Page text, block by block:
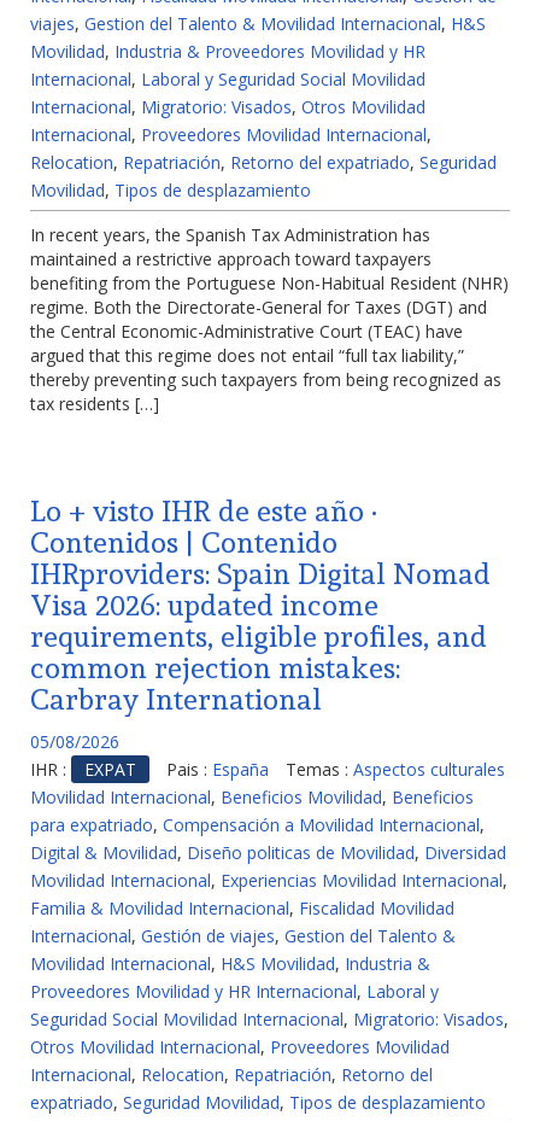
viajes, Gestion del Talento & Movilidad Internacional, H&S
Movilidad, Industria & Proveedores Movilidad y HR
Internacional, Laboral y Seguridad Social Movilidad
Internacional, Migratorio: Visados, Otros Movilidad
Internacional, Proveedores Movilidad Internacional,
Relocation, Repatriación, Retorno del expatriado, Seguridad
Movilidad, Tipos de desplazamiento
In recent years, the Spanish Tax Administration has
maintained a restrictive approach toward taxpayers
benefiting from the Portuguese Non-Habitual Resident (NHR)
regime. Both the Directorate-General for Taxes (DGT) and
the Central Economic-Administrative Court (TEAC) have
argued that this regime does not entail “full tax liability,”
thereby preventing such taxpayers from being recognized as
tax residents […]
Lo + visto IHR de este año ·
Contenidos | Contenido
IHRproviders: Spain Digital Nomad
Visa 2026: updated income
requirements, eligible profiles, and
common rejection mistakes:
Carbray International
05/08/2026
IHR :
EXPAT Pais : España Temas : Aspectos culturales
Movilidad Internacional, Beneficios Movilidad, Beneficios
para expatriado, Compensación a Movilidad Internacional,
Digital & Movilidad, Diseño politicas de Movilidad, Diversidad
Movilidad Internacional, Experiencias Movilidad Internacional,
Familia & Movilidad Internacional, Fiscalidad Movilidad
Internacional, Gestión de viajes, Gestion del Talento &
Movilidad Internacional, H&S Movilidad, Industria &
Proveedores Movilidad y HR Internacional, Laboral y
Seguridad Social Movilidad Internacional, Migratorio: Visados,
Otros Movilidad Internacional, Proveedores Movilidad
Internacional, Relocation, Repatriación, Retorno del
expatriado, Seguridad Movilidad, Tipos de desplazamiento